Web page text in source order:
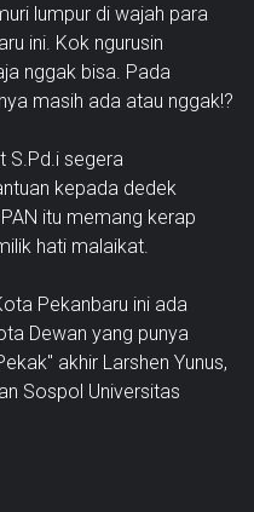
lumpur di wajah para
ini. Kok ngurusin
nggak bisa. Pada
masih ada atau nggak!?
S.Pd.i segera
kepada dedek
itu memang kerap
hati malaikat.
Pekanbaru ini ada
Dewan yang punya
akhir Larshen Yunus,
Sospol Universitas